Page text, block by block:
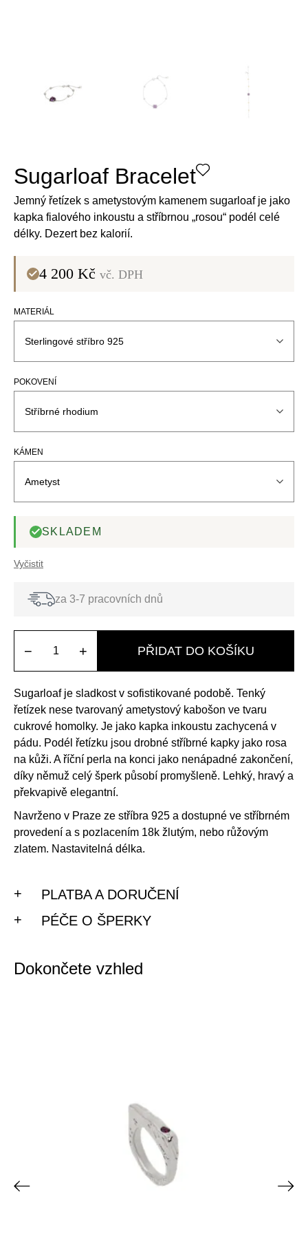
Sugarloaf Bracelet
Jemný řetízek s ametystovým kamenem sugarloaf je jako
kapka fialového inkoustu a stříbrnou „rosou“ podél celé
délky. Dezert bez kalorií.
4 200 Kč vč. DPH
MATERIÁL
POKOVENÍ
KÁMEN
SKLADEM
Vyčistit
za 3-7 pracovních dnů
− + PŘIDAT DO KOŠÍKU
Sugarloaf je sladkost v sofistikované podobě. Tenký
řetízek nese tvarovaný ametystový kabošon ve tvaru
cukrové homolky. Je jako kapka inkoustu zachycená v
pádu. Podél řetízku jsou drobné stříbrné kapky jako rosa
na kůži. A říční perla na konci jako nenápadné zakončení,
díky němuž celý šperk působí promyšleně. Lehký, hravý a
překvapivě elegantní.
Navrženo v Praze ze stříbra 925 a dostupné ve stříbrném
provedení a s pozlacením 18k žlutým, nebo růžovým
zlatem. Nastavitelná délka.
PLATBA A DORUČENÍ
PÉČE O ŠPERKY
Dokončete vzhled